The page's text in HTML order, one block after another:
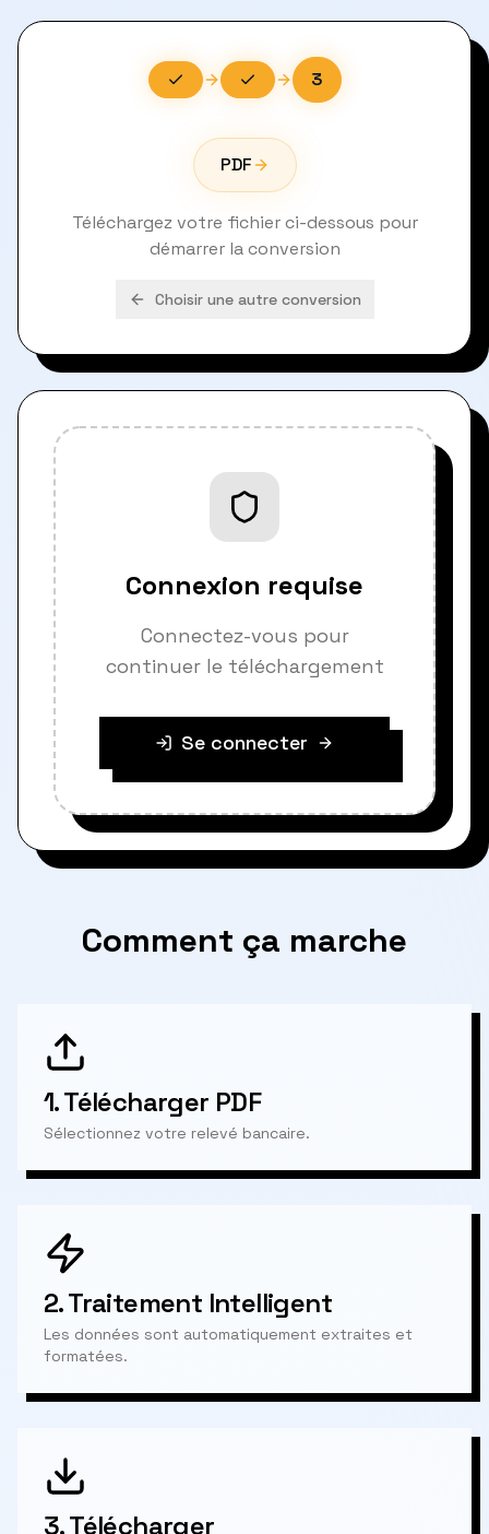
3
PDF
Téléchargez votre fichier ci-dessous pour
démarrer la conversion
Choisir une autre conversion
Connexion requise
Connectez-vous pour
continuer le téléchargement
Se connecter
Comment ça marche
1.Télécharger PDF
Sélectionnez votre relevé bancaire.
2.Traitement Intelligent
Les données sont automatiquement extraites et
formatées.
3.Télécharger